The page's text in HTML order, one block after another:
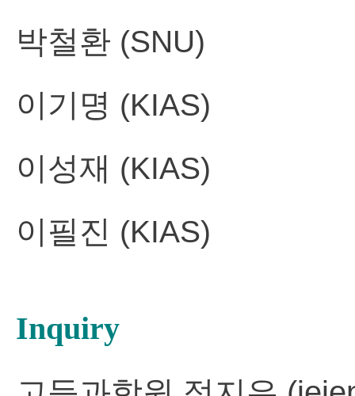
박철환 (SNU)
이기명 (KIAS)
이성재 (KIAS)
이필진 (KIAS)
Inquiry